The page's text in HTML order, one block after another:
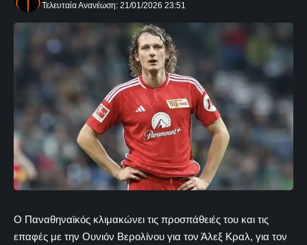
Τελευταία Ανανέωση: 21/01/2026 23:51
Ο Παναθηναϊκός κλιμακώνει τις προσπάθειές του και τις
επαφές με την Ουνιόν Βερολίνου για τον Άλεξ Κραλ, για τον